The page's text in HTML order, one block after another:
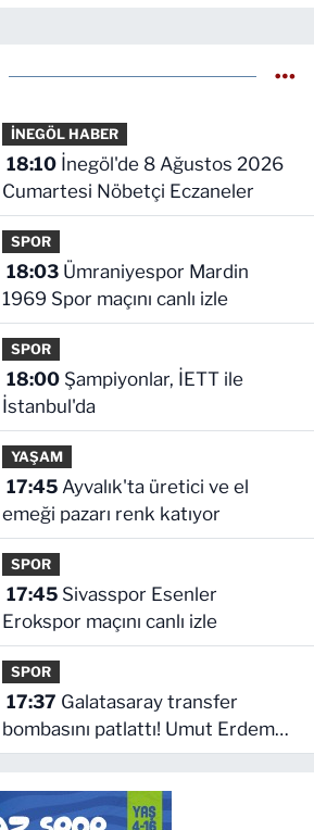
İNEGÖL HABER
18:10İnegöl'de 8 Ağustos 2026
Cumartesi Nöbetçi Eczaneler
SPOR
18:03Ümraniyespor Mardin
1969 Spor maçını canlı izle
SPOR
18:00Şampiyonlar, İETT ile
İstanbul'da
YAŞAM
17:45Ayvalık'ta üretici ve el
emeği pazarı renk katıyor
SPOR
17:45Sivasspor Esenler
Erokspor maçını canlı izle
SPOR
17:37
bombasını patlattı! Umut Erdem
imzayı attı